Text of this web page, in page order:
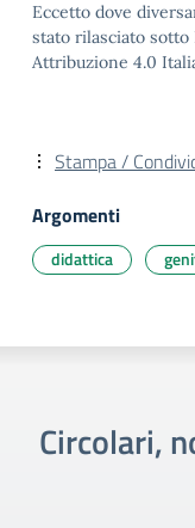
Eccetto dove
stato rilasciato sotto
Attribuzione 4.0
Stampa /
Argomenti
didattica
Circolari,